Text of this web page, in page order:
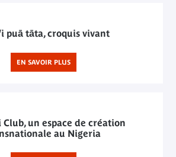
puā tāta, croquis vivant
EN SAVOIR PLUS
Club, un espace de création
au Nigeria